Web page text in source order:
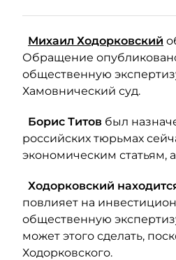
Михаил Ходорковский
Обращение
общественную
Хамовнический суд.
Борис Титов был
российских тюрьмах
экономическим
Ходорковский
повлияет на
общественную
может этого сделать,
Ходорковского.